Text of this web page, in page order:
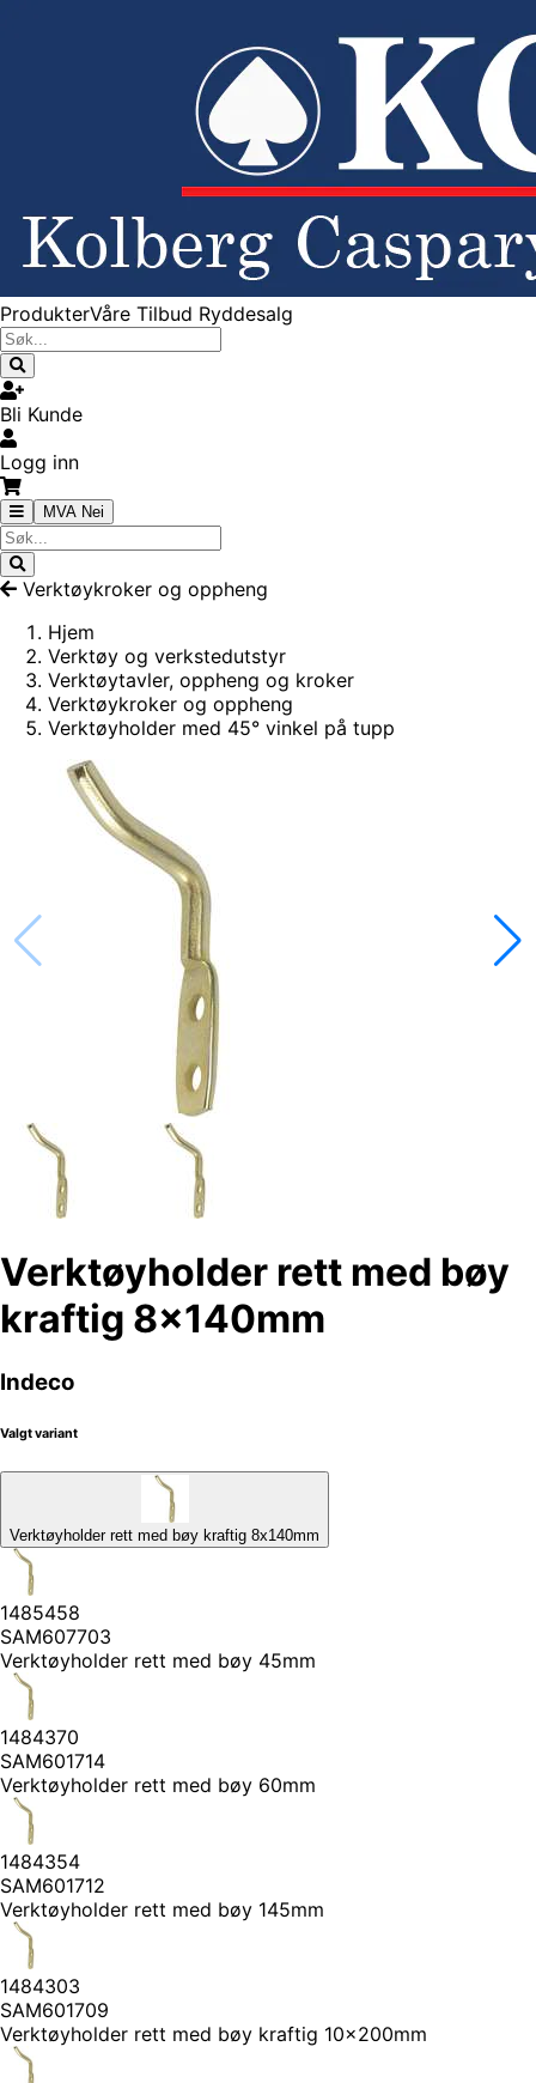
ProdukterVåre Tilbud Ryddesalg
Bli Kunde
Logg inn
MVA Nei
Verktøykroker og oppheng
Hjem
Verktøy og verkstedutstyr
Verktøytavler, oppheng og kroker
Verktøykroker og oppheng
Verktøyholder med 45° vinkel på tupp
Verktøyholder rett med bøy
kraftig 8x140mm
Indeco
Valgt variant
Verktøyholder rett med bøy kraftig 8x140mm
1485458
SAM607703
Verktøyholder rett med bøy 45mm
1484370
SAM601714
Verktøyholder rett med bøy 60mm
1484354
SAM601712
Verktøyholder rett med bøy 145mm
1484303
SAM601709
Verktøyholder rett med bøy kraftig 10x200mm